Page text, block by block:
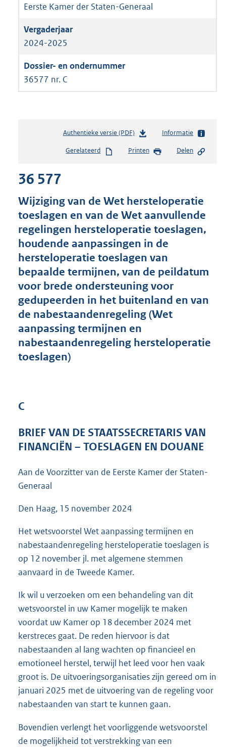
Eerste Kamer der Staten-Generaal
2024-2025
36577 nr. C
Authentieke versie (PDF)b
s
s
g
r
o
t
t
e
:
3
7
b
Informatie
Gerelateerd Printen Delen
36 577
Wijziging van de Wet hersteloperatie
toeslagen en van de Wet aanvullende
regelingen hersteloperatie toeslagen,
houdende aanpassingen in de
hersteloperatie toeslagen van
bepaalde termijnen, van de peildatum
voor brede ondersteuning voor
gedupeerden in het buitenland en van
de nabestaandenregeling (Wet
aanpassing termijnen en
nabestaandenregeling hersteloperatie
toeslagen)
C
BRIEF VAN DE STAATSSECRETARIS VAN
FINANCIËN – TOESLAGEN EN DOUANE
Aan de Voorzitter van de Eerste Kamer der Staten-
Generaal
Den Haag, 15 november 2024
Het wetsvoorstel Wet aanpassing termijnen en
nabestaandenregeling hersteloperatie toeslagen is
op 12 november jl. met algemene stemmen
aanvaard in de Tweede Kamer.
Ik wil u verzoeken om een behandeling van dit
wetsvoorstel in uw Kamer mogelijk te maken
voordat uw Kamer op 18 december 2024 met
kerstreces gaat. De reden hiervoor is dat
nabestaanden al lang wachten op financieel en
emotioneel herstel, terwijl het leed voor hen vaak
groot is. De uitvoeringsorganisaties zijn gereed om in
januari 2025 met de uitvoering van de regeling voor
nabestaanden van start te kunnen gaan.
Bovendien verlengt het voorliggende wetsvoorstel
de mogelijkheid tot verstrekking van een